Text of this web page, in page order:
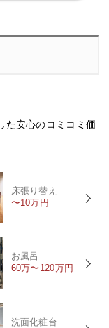
た安心のコミコミ価
床張り替え
〜10万円
お風呂
60万〜120万円
洗面化粧台